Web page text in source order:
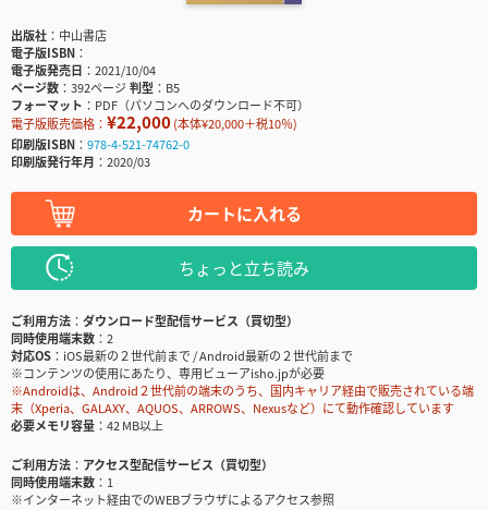
出版社
中山書店
電子版ISBN
電子版発売日
2021/10/04
ページ数
392ページ判型
B5
フォーマット
PDF（パソコンへのダウンロード不可）
電子版販売価格： ¥22,000(本体¥20,000＋税10％)
印刷版ISBN
978-4-521-74762-0
印刷版発行年月
2020/03
カートに入れる
ちょっと立ち読み
ご利用方法
ダウンロード型配信サービス（買切型）
同時使用端末数
2
対応OS
iOS最新の２世代前まで / Android最新の２世代前まで
※コンテンツの使用にあたり、専用ビューアisho.jpが必要
※Androidは、Android２世代前の端末のうち、国内キャリア経由で販売されている端
末（Xperia、GALAXY、AQUOS、ARROWS、Nexusなど）にて動作確認しています
必要メモリ容量
42 MB以上
ご利用方法
アクセス型配信サービス（買切型）
同時使用端末数
1
※インターネット経由でのWEBブラウザによるアクセス参照